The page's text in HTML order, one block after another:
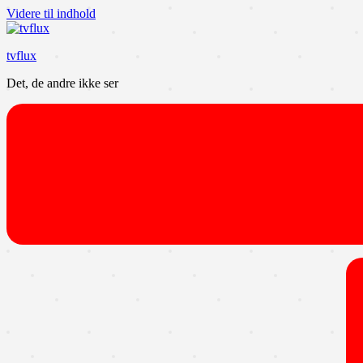
Videre til indhold
tvflux
Det, de andre ikke ser